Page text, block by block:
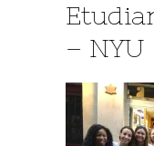
–